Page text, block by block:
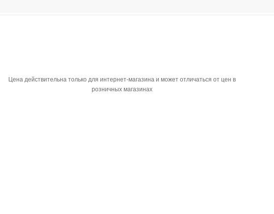
Цена действительна только для интернет-магазина и может отличаться от цен в
розничных магазинах